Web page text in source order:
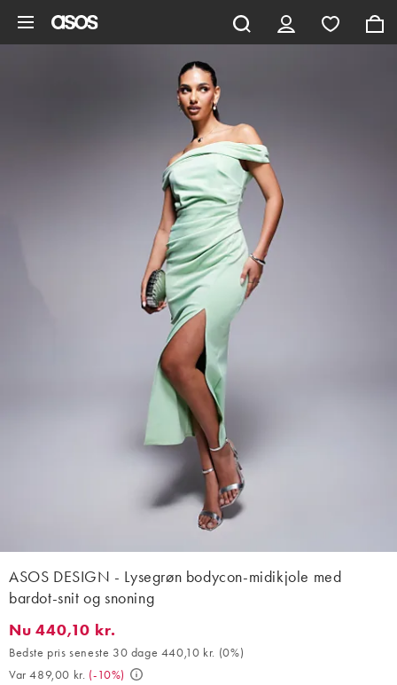
ASOS DESIGN - Lysegrøn bodycon-midikjole med
bardot-snit og snoning
Nu 440,10 kr.. Bedste pris seneste 30 dage 440,10 kr. (0%).
Nu 440,10 kr.
Bedste pris seneste 30 dage 440,10 kr. (0%)
Var 489,00 kr. (-10%)